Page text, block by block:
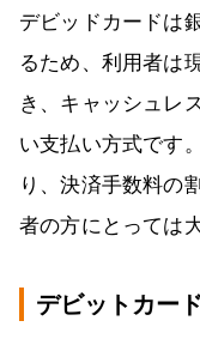
デビッドカードは
るため、利用者は
き、キャッシュレ
い支払い方式です
り、決済手数料の
者の方にとっては
デビットカー